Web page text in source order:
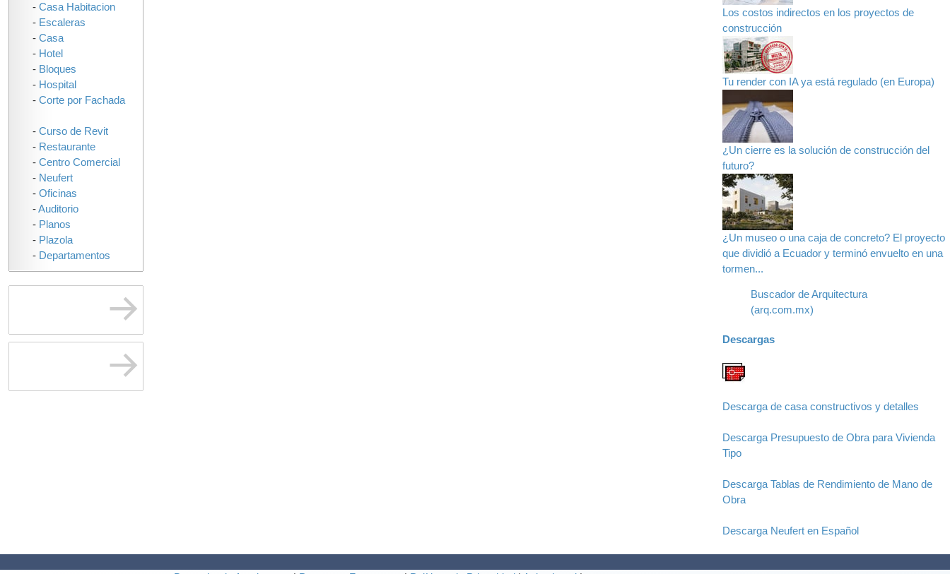
Los costos indirectos en los proyectos de
construcción
Tu render con IA ya está regulado (en Europa)
¿Un cierre es la solución de construcción del
futuro?
¿Un museo o una caja de concreto? El proyecto
que dividió a Ecuador y terminó envuelto en una
tormen...
Buscador de Arquitectura
(arq.com.mx)
Descargas
Descarga de casa constructivos y detalles
Descarga Presupuesto de Obra para Vivienda
Tipo
Descarga Tablas de Rendimiento de Mano de
Obra
Descarga Neufert en Español
- Casa Habitacion
- Escaleras
- Casa
- Hotel
- Bloques
- Hospital
- Corte por Fachada
- Curso de Revit
- Restaurante
- Centro Comercial
- Neufert
- Oficinas
-Auditorio
- Planos
- Plazola
- Departamentos